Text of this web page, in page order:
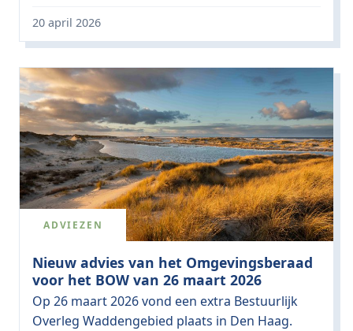
20 april 2026
ADVIEZEN
Nieuw advies van het Omgevingsberaad
voor het BOW van 26 maart 2026
Op 26 maart 2026 vond een extra Bestuurlijk
Overleg Waddengebied plaats in Den Haag.